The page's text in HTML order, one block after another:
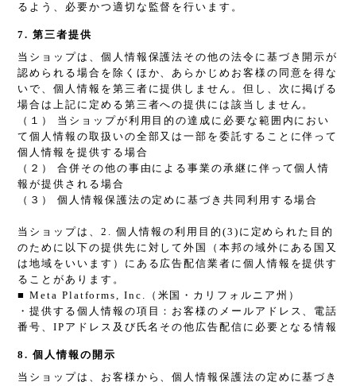
るよう、必要かつ適切な監督を行います。
7. 第三者提供
当ショップは、個人情報保護法その他の法令に基づき開示が
認められる場合を除くほか、あらかじめお客様の同意を得な
いで、個人情報を第三者に提供しません。但し、次に掲げる
場合は上記に定める第三者への提供には該当しません。
（１） 当ショップが利用目的の達成に必要な範囲内におい
て個人情報の取扱いの全部又は一部を委託することに伴って
個人情報を提供する場合
（２） 合併その他の事由による事業の承継に伴って個人情
報が提供される場合
（３） 個人情報保護法の定めに基づき共同利用する場合
当ショップは、2. 個人情報の利用目的(3)に定められた目的
のために以下の提供先に対して外国（本邦の域外にある国又
は地域をいいます）にある広告配信業者に個人情報を提供す
ることがあります。
■ Meta Platforms, Inc.（米国・カリフォルニア州）
・提供する個人情報の項目：お客様のメールアドレス、電話
番号、IPアドレス及び氏名その他広告配信に必要となる情報
8. 個人情報の開示
当ショップは、お客様から、個人情報保護法の定めに基づき